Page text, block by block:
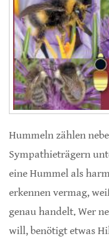
Hummeln zählen
Sympathieträgern
eine Hummel als
erkennen vermag,
genau handelt. Wer
will, benötigt etwas